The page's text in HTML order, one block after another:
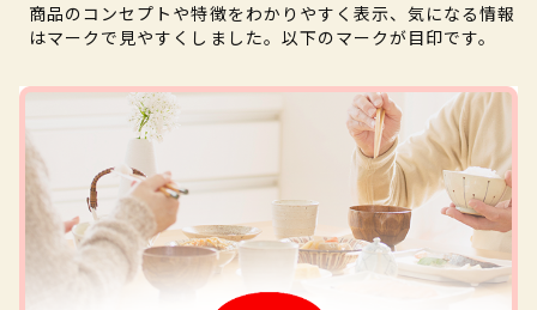
商品のコンセプトや特徴をわかりやすく表示、気になる情報
はマークで見やすくしました。以下のマークが目印です。